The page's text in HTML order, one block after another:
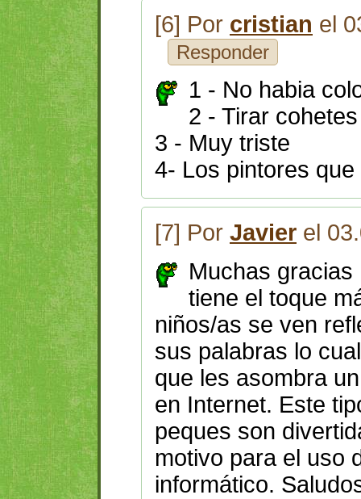
[6] Por cristian el
Responder
1 - No habia
2 - Tirar
3 - Muy triste
4- Los pintores
[7] Por Javier el
Muchas
tiene el toque
niños/as se ven
sus palabras lo
que les asombra
en Internet. Este
peques son
motivo para el uso
informático.